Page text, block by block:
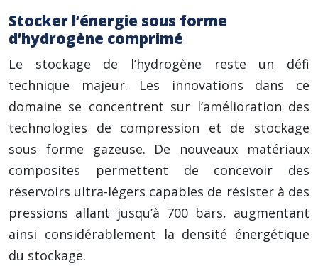
Stocker l’énergie sous forme
d’hydrogène comprimé
Le stockage de l’hydrogène reste un défi
technique majeur. Les innovations dans ce
domaine se concentrent sur l’amélioration des
technologies de compression et de stockage
sous forme gazeuse. De nouveaux matériaux
composites permettent de concevoir des
réservoirs ultra-légers capables de résister à des
pressions allant jusqu’à 700 bars, augmentant
ainsi considérablement la densité énergétique
du stockage.